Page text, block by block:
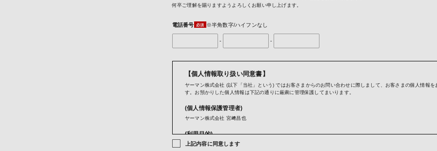
何卒ご理解を賜りますようよろしくお願い申し上げます。
電話番号 ※半角数字/ハイフンなし
- -
【個人情報取り扱い同意書】
ヤーマン株式会社 (以下「当社」という) ではお客さまからのお問い合わせに際しまして、お客さまの個人情報を
す。お預かりした個人情報は下記の通りに厳粛に管理保護してまいります。
(個人情報保護管理者)
ヤーマン株式会社 宮﨑昌也
(利用目的)
ご購入商品・レンタル品・懸賞賞品・キャンペーン商品・試供品・カタログ・DM・情報誌・ご案内等の発送
上記内容に同意します